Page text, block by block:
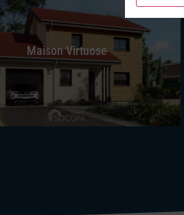
Maison Virtuose